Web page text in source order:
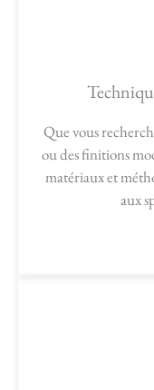
Que vous
ou des finitions
matériaux et
aux